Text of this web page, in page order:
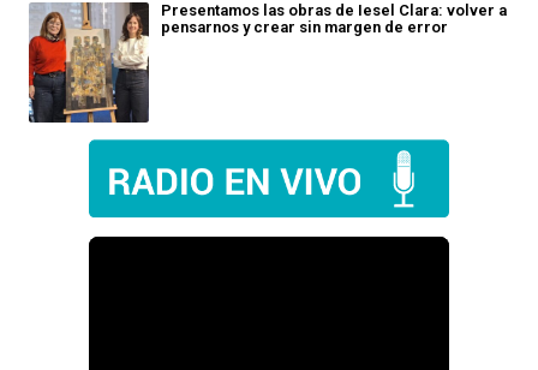
Presentamos las obras de Iesel Clara: volver a
pensarnos y crear sin margen de error